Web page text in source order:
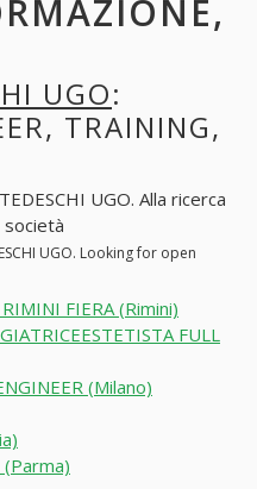
UGO:
TRAINING,
UGO. Alla ricerca
UGO. Looking for open
FIERA (Rimini)
FULL
(Milano)
(Parma)